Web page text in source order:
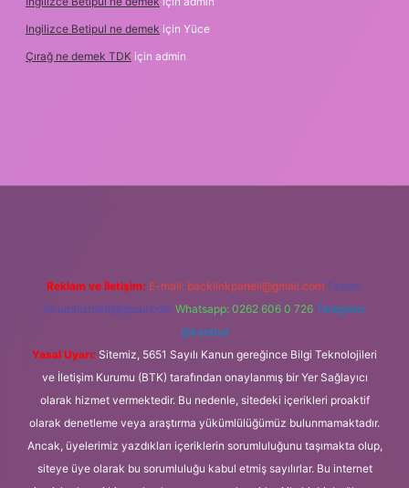
Ingilizce Betipul ne demek için Yüce
Çırağ ne demek TDK için admin
Reklam ve İletişim: E-mail: backlinkpaneli@gmail.com Teams:
forumhizmeti@gmail.com Whatsapp: 0262 606 0 726 Telegram:
@karabul
Yasal Uyarı: Sitemiz, 5651 Sayılı Kanun gereğince Bilgi Teknolojileri
ve İletişim Kurumu (BTK) tarafından onaylanmış bir Yer Sağlayıcı
olarak hizmet vermektedir. Bu nedenle, sitedeki içerikleri proaktif
olarak denetleme veya araştırma yükümlülüğümüz bulunmamaktadır.
Ancak, üyelerimiz yazdıkları içeriklerin sorumluluğunu taşımakta olup,
siteye üye olarak bu sorumluluğu kabul etmiş sayılırlar. Bu internet